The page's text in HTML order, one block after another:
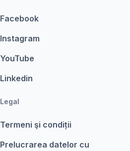
Facebook
Instagram
YouTube
Linkedin
Legal
Termeni şi condiții
Prelucrarea datelor cu